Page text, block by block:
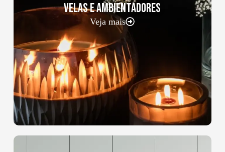
VELAS E AMBIENTADORES
Veja mais